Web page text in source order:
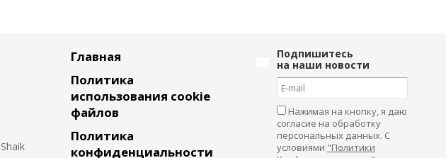
Главная
Политика
использования cookie
файлов
Политика
конфиденциальности
Подпишитесь
на наши новости
Нажимая на кнопку, я даю
согласие на обработку
персональных данных. С
условиями "Политики